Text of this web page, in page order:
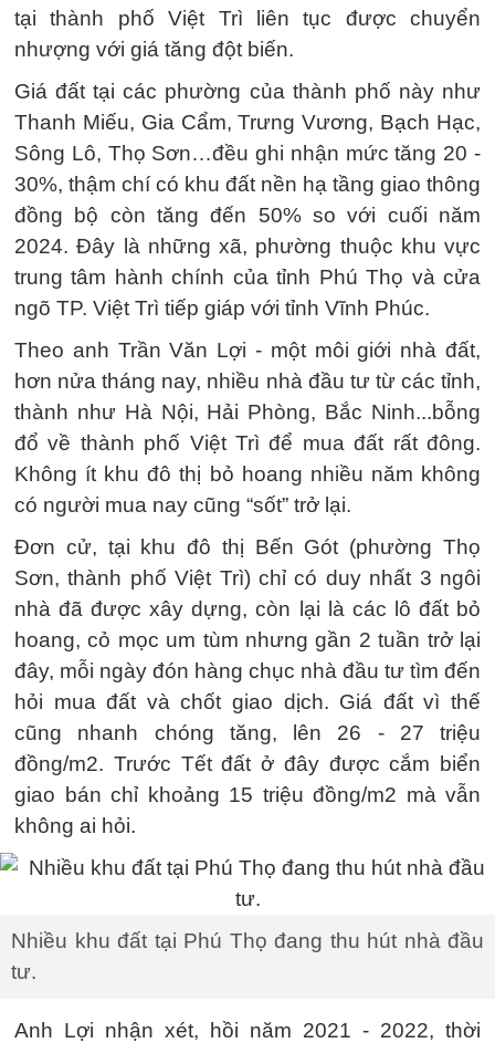
tại thành phố Việt Trì liên tục được chuyển
nhượng với giá tăng đột biến.
Giá đất tại các phường của thành phố này như
Thanh Miếu, Gia Cẩm, Trưng Vương, Bạch Hạc,
Sông Lô, Thọ Sơn…đều ghi nhận mức tăng 20 -
30%, thậm chí có khu đất nền hạ tầng giao thông
đồng bộ còn tăng đến 50% so với cuối năm
2024. Đây là những xã, phường thuộc khu vực
trung tâm hành chính của tỉnh Phú Thọ và cửa
ngõ TP. Việt Trì tiếp giáp với tỉnh Vĩnh Phúc.
Theo anh Trần Văn Lợi - một môi giới nhà đất,
hơn nửa tháng nay, nhiều nhà đầu tư từ các tỉnh,
thành như Hà Nội, Hải Phòng, Bắc Ninh...bỗng
đổ về thành phố Việt Trì để mua đất rất đông.
Không ít khu đô thị bỏ hoang nhiều năm không
có người mua nay cũng “sốt” trở lại.
Đơn cử, tại khu đô thị Bến Gót (phường Thọ
Sơn, thành phố Việt Trì) chỉ có duy nhất 3 ngôi
nhà đã được xây dựng, còn lại là các lô đất bỏ
hoang, cỏ mọc um tùm nhưng gần 2 tuần trở lại
đây, mỗi ngày đón hàng chục nhà đầu tư tìm đến
hỏi mua đất và chốt giao dịch. Giá đất vì thế
cũng nhanh chóng tăng, lên 26 - 27 triệu
đồng/m2. Trước Tết đất ở đây được cắm biển
giao bán chỉ khoảng 15 triệu đồng/m2 mà vẫn
không ai hỏi.
Nhiều khu đất tại Phú Thọ đang thu hút nhà đầu
tư.
Anh Lợi nhận xét, hồi năm 2021 - 2022, thời